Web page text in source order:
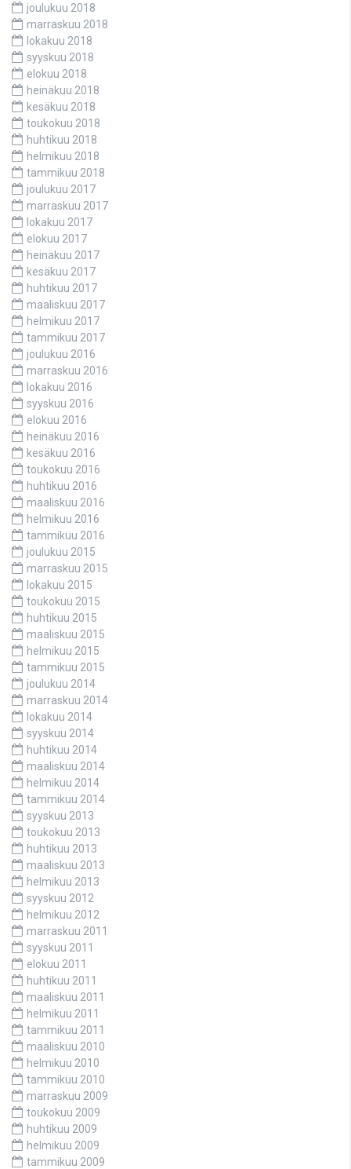
joulukuu 2018
marraskuu 2018
lokakuu 2018
syyskuu 2018
elokuu 2018
heinäkuu 2018
kesäkuu 2018
toukokuu 2018
huhtikuu 2018
helmikuu 2018
tammikuu 2018
joulukuu 2017
marraskuu 2017
lokakuu 2017
elokuu 2017
heinäkuu 2017
kesäkuu 2017
huhtikuu 2017
maaliskuu 2017
helmikuu 2017
tammikuu 2017
joulukuu 2016
marraskuu 2016
lokakuu 2016
syyskuu 2016
elokuu 2016
heinäkuu 2016
kesäkuu 2016
toukokuu 2016
huhtikuu 2016
maaliskuu 2016
helmikuu 2016
tammikuu 2016
joulukuu 2015
marraskuu 2015
lokakuu 2015
toukokuu 2015
huhtikuu 2015
maaliskuu 2015
helmikuu 2015
tammikuu 2015
joulukuu 2014
marraskuu 2014
lokakuu 2014
syyskuu 2014
huhtikuu 2014
maaliskuu 2014
helmikuu 2014
tammikuu 2014
syyskuu 2013
toukokuu 2013
huhtikuu 2013
maaliskuu 2013
helmikuu 2013
syyskuu 2012
helmikuu 2012
marraskuu 2011
syyskuu 2011
elokuu 2011
huhtikuu 2011
maaliskuu 2011
helmikuu 2011
tammikuu 2011
maaliskuu 2010
helmikuu 2010
tammikuu 2010
marraskuu 2009
toukokuu 2009
huhtikuu 2009
helmikuu 2009
tammikuu 2009